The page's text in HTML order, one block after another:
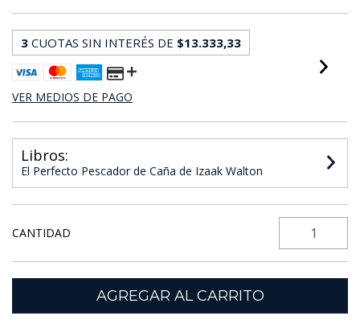
3 CUOTAS SIN INTERÉS DE $13.333,33
VER MEDIOS DE PAGO
Libros:
El Perfecto Pescador de Caña de Izaak Walton
CANTIDAD